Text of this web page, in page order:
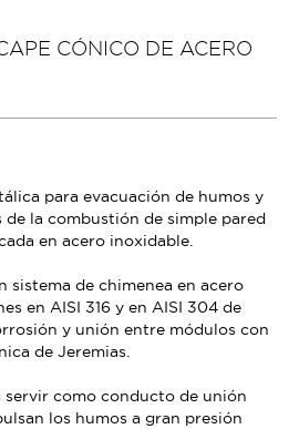
CÓNICO DE ACERO
para evacuación de humos y
de la combustión de simple pared
en acero inoxidable.
sistema de chimenea en acero
en AISI 316 y en AISI 304 de
y unión entre módulos con
de Jeremias.
como conducto de unión
los humos a gran presión